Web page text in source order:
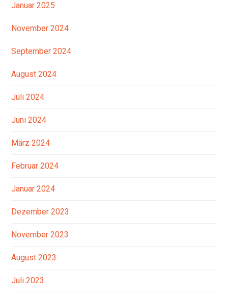
Januar 2025
November 2024
September 2024
August 2024
Juli 2024
Juni 2024
März 2024
Februar 2024
Januar 2024
Dezember 2023
November 2023
August 2023
Juli 2023